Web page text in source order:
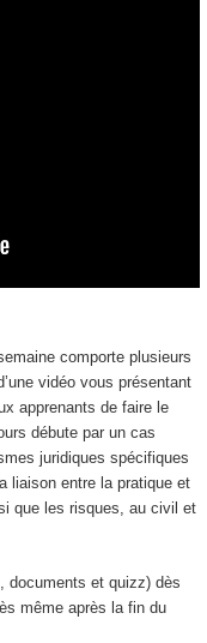
comporte plusieurs
vidéo vous présentant
apprenants de faire le
débute par un cas
juridiques spécifiques
liaison entre la pratique et
que les risques, au civil et
documents et quizz) dès
même après la fin du